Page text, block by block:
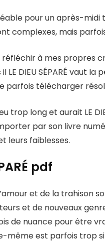
pour un après-midi
complexes, mais
réfléchir à mes propres
LE DIEU SÉPARÉ vaut
parfois télécharger
trop long et aurait LE
par son livre
leurs faiblesses.
pdf
et de la trahison
et de nouveaux
de nuance pour être
même est parfois trop